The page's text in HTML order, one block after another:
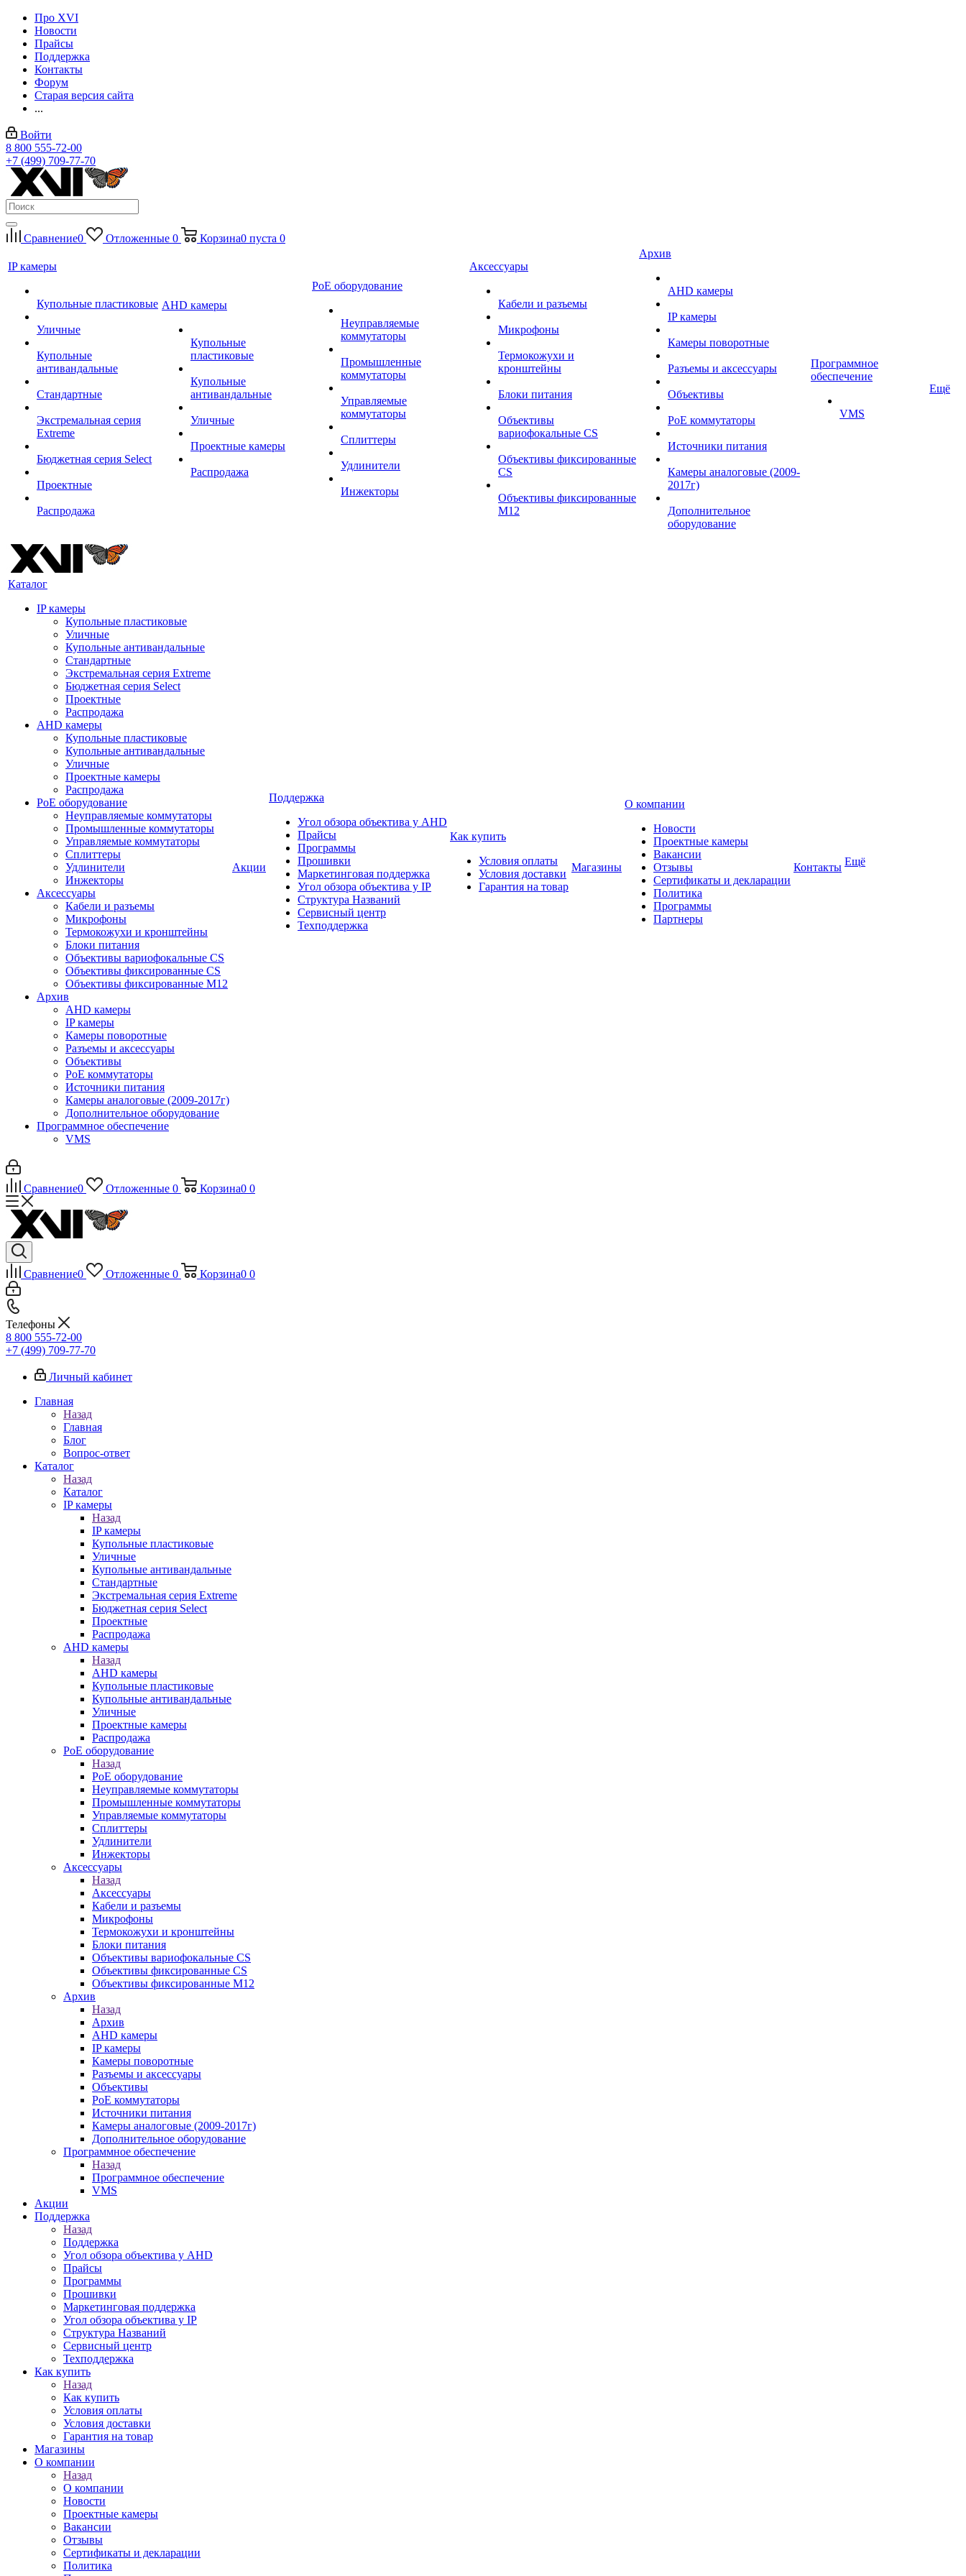
Про XVI
Новости
Прайсы
Поддержка
Контакты
Форум
Старая версия сайта
...
Войти
8 800 555-72-00
+7 (499) 709-77-70
Сравнение0 Отложенные 0 Корзина0 пуста 0
IP камеры
Купольные пластиковые
Уличные
Купольные
антивандальные
Стандартные
Экстремальная серия
Extreme
Бюджетная серия Select
Проектные
Распродажа
AHD камеры
Купольные
пластиковые
Купольные
антивандальные
Уличные
Проектные камеры
Распродажа
PoE оборудование
Неуправляемые
коммутаторы
Промышленные
коммутаторы
Управляемые
коммутаторы
Сплиттеры
Удлинители
Инжекторы
Аксессуары
Кабели и разъемы
Микрофоны
Термокожухи и
кронштейны
Блоки питания
Объективы
вариофокальные CS
Объективы фиксированные
CS
Объективы фиксированные
М12
Архив
AHD камеры
IP камеры
Камеры поворотные
Разъемы и аксессуары
Объективы
PoE коммутаторы
Источники питания
Камеры аналоговые (2009-
2017г)
Дополнительное
оборудование
Программное
обеспечение
VMS
Ещё
Каталог
IP камеры
Купольные пластиковые
Уличные
Купольные антивандальные
Стандартные
Экстремальная серия Extreme
Бюджетная серия Select
Проектные
Распродажа
AHD камеры
Купольные пластиковые
Купольные антивандальные
Уличные
Проектные камеры
Распродажа
PoE оборудование
Неуправляемые коммутаторы
Промышленные коммутаторы
Управляемые коммутаторы
Сплиттеры
Удлинители
Инжекторы
Аксессуары
Кабели и разъемы
Микрофоны
Термокожухи и кронштейны
Блоки питания
Объективы вариофокальные CS
Объективы фиксированные CS
Объективы фиксированные М12
Архив
AHD камеры
IP камеры
Камеры поворотные
Разъемы и аксессуары
Объективы
PoE коммутаторы
Источники питания
Камеры аналоговые (2009-2017г)
Дополнительное оборудование
Программное обеспечение
VMS
Акции
Поддержка
Угол обзора объектива у AHD
Прайсы
Программы
Прошивки
Маркетинговая поддержка
Угол обзора объектива у IP
Структура Названий
Сервисный центр
Техподдержка
Как купить
Условия оплаты
Условия доставки
Гарантия на товар
Магазины
О компании
Новости
Проектные камеры
Вакансии
Отзывы
Сертификаты и декларации
Политика
Программы
Партнеры
Контакты Ещё
Сравнение0 Отложенные 0 Корзина0 0
Сравнение0 Отложенные 0 Корзина0 0
Телефоны
8 800 555-72-00
+7 (499) 709-77-70
Личный кабинет
Главная
Назад
Главная
Блог
Вопрос-ответ
Каталог
Назад
Каталог
IP камеры
Назад
IP камеры
Купольные пластиковые
Уличные
Купольные антивандальные
Стандартные
Экстремальная серия Extreme
Бюджетная серия Select
Проектные
Распродажа
AHD камеры
Назад
AHD камеры
Купольные пластиковые
Купольные антивандальные
Уличные
Проектные камеры
Распродажа
PoE оборудование
Назад
PoE оборудование
Неуправляемые коммутаторы
Промышленные коммутаторы
Управляемые коммутаторы
Сплиттеры
Удлинители
Инжекторы
Аксессуары
Назад
Аксессуары
Кабели и разъемы
Микрофоны
Термокожухи и кронштейны
Блоки питания
Объективы вариофокальные CS
Объективы фиксированные CS
Объективы фиксированные М12
Архив
Назад
Архив
AHD камеры
IP камеры
Камеры поворотные
Разъемы и аксессуары
Объективы
PoE коммутаторы
Источники питания
Камеры аналоговые (2009-2017г)
Дополнительное оборудование
Программное обеспечение
Назад
Программное обеспечение
VMS
Акции
Поддержка
Назад
Поддержка
Угол обзора объектива у AHD
Прайсы
Программы
Прошивки
Маркетинговая поддержка
Угол обзора объектива у IP
Структура Названий
Сервисный центр
Техподдержка
Как купить
Назад
Как купить
Условия оплаты
Условия доставки
Гарантия на товар
Магазины
О компании
Назад
О компании
Новости
Проектные камеры
Вакансии
Отзывы
Сертификаты и декларации
Политика